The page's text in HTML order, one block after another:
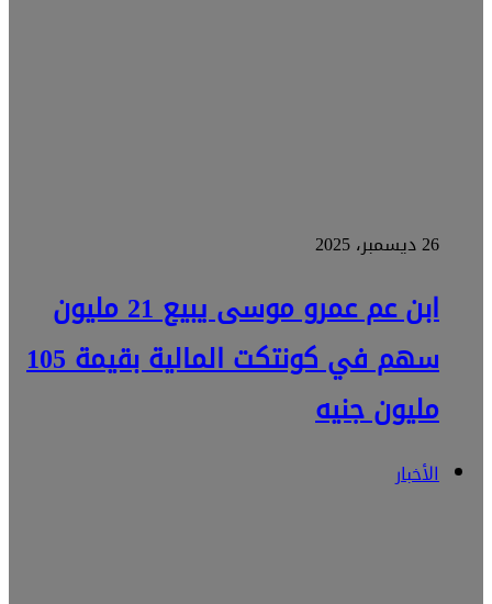
26 ديسمبر، 2025
ابن عم عمرو موسى يبيع 21 مليون
سهم في كونتكت المالية بقيمة 105
مليون جنيه
الأخبار